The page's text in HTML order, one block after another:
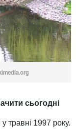
сьогодні
травні 1997 року.